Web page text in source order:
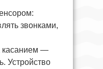
звонками,
касанием —
Устройство